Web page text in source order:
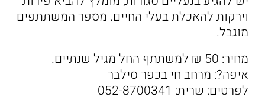
וירקות להאכלת בעלי החיים. מספר המשתתפים
מוגבל.
מחיר: 50 ₪ למשתתף החל מגיל שנתיים.
איפה?: מרחב חי בכפר סילבר
לפרטים: שרית: 052-8700341